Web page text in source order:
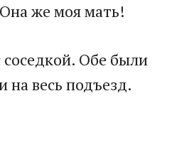
же моя мать!
Обе были
на весь подъезд.